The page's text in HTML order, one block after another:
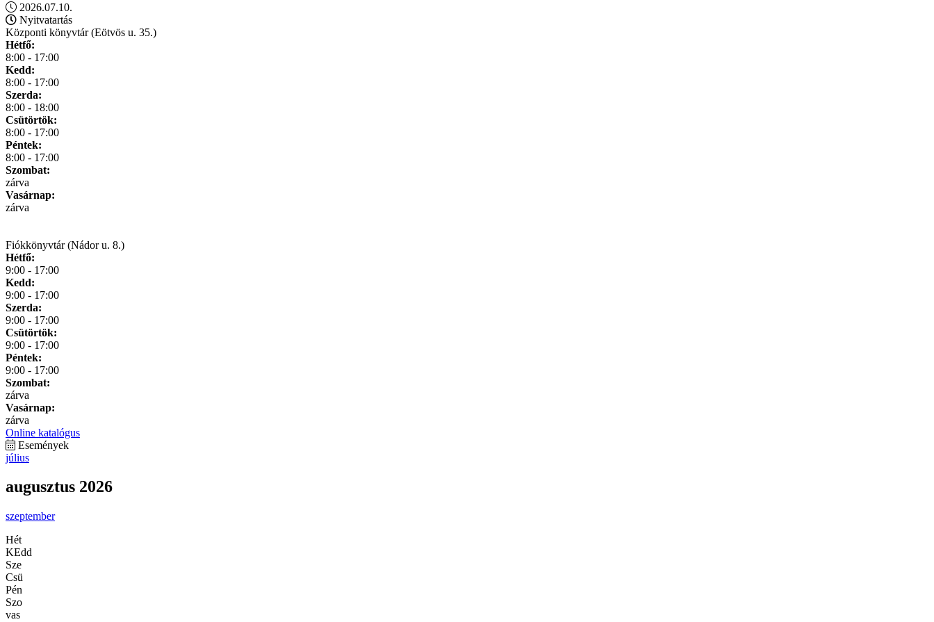
2026.07.10.
Nyitvatartás
Központi könyvtár (Eötvös u. 35.)
Hétfő:
8:00 - 17:00
Kedd:
8:00 - 17:00
Szerda:
8:00 - 18:00
Csütörtök:
8:00 - 17:00
Péntek:
8:00 - 17:00
Szombat:
zárva
Vasárnap:
zárva
Fiókkönyvtár (Nádor u. 8.)
Hétfő:
9:00 - 17:00
Kedd:
9:00 - 17:00
Szerda:
9:00 - 17:00
Csütörtök:
9:00 - 17:00
Péntek:
9:00 - 17:00
Szombat:
zárva
Vasárnap:
zárva
Online katalógus
Események
július
augusztus 2026
szeptember
Hét
KEdd
Sze
Csü
Pén
Szo
vas